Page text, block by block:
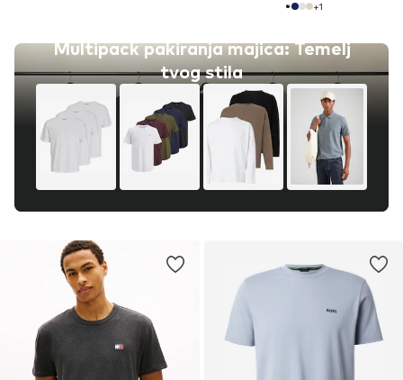
Multipack pakiranja majica: Temelj
tvog stila
+1